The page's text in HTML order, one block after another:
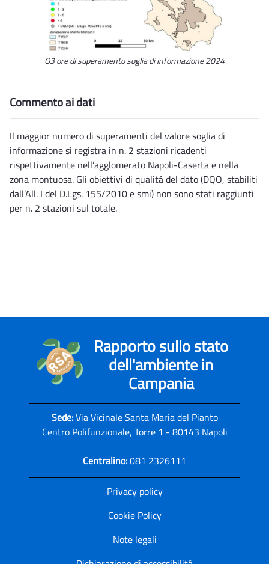
O3 ore di superamento soglia di informazione 2024
Commento ai dati
Il maggior numero di superamenti del valore soglia di
informazione si registra in n. 2 stazioni ricadenti
rispettivamente nell’agglomerato Napoli-Caserta e nella
zona montuosa. Gli obiettivi di qualità del dato (DQO, stabiliti
dall’All. I del D.Lgs. 155/2010 e smi) non sono stati raggiunti
per n. 2 stazioni sul totale.
Rapporto sullo stato
dell'ambiente in
Campania
Sede:Via Vicinale Santa Maria del Pianto
Centro Polifunzionale, Torre 1 - 80143 Napoli
Centralino:081 2326111
Privacy policy
Cookie Policy
Note legali